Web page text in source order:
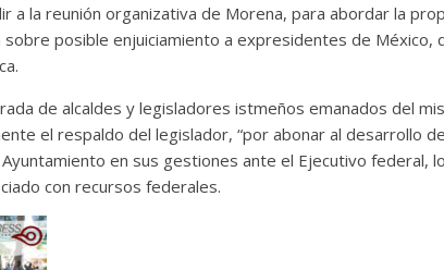
a la reunión organizativa de Morena, para abordar la
posible enjuiciamiento a expresidentes de México,
de alcaldes y legisladores istmeños emanados del
el respaldo del legislador, “por abonar al desarrollo de
en sus gestiones ante el Ejecutivo federal,
con recursos federales.